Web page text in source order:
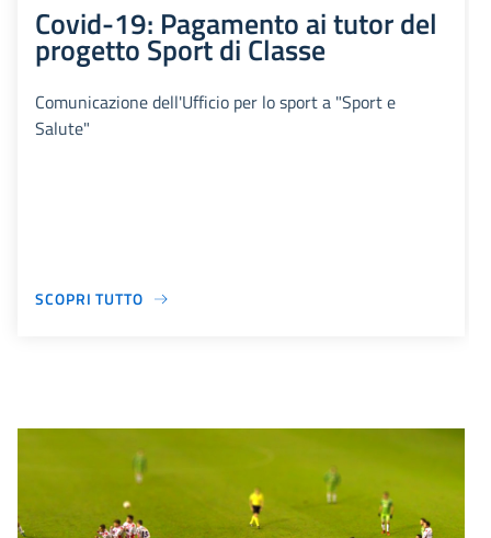
Covid-19: Pagamento ai tutor del
progetto Sport di Classe
Comunicazione dell'Ufficio per lo sport a "Sport e
Salute"
SCOPRI TUTTO